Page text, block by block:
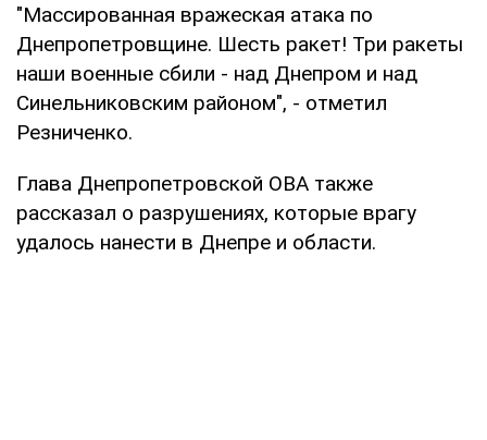
"Массированная вражеская атака по
Днепропетровщине. Шесть ракет! Три ракеты
наши военные сбили - над Днепром и над
Синельниковским районом", - отметил
Резниченко.
Глава Днепропетровской ОВА также
рассказал о разрушениях, которые врагу
удалось нанести в Днепре и области.